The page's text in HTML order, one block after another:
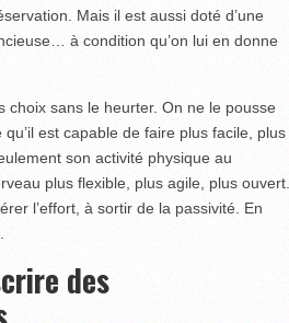
Mais il est aussi doté d’une
à condition qu’on lui en donne
choix sans le heurter. On ne le pousse
est capable de faire plus facile, plus
son activité physique au
plus flexible, plus agile, plus ouvert.
l’effort, à sortir de la passivité. En
des